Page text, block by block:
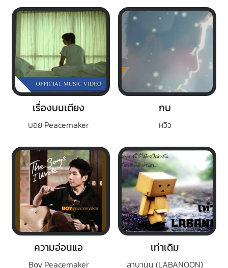
เรื่องบนเตียง
บอย Peacemaker
กบ
หวิว
ความอ่อนแอ
Boy Peacemaker
เท่าเดิม
ลาบานูน (LABANOON)